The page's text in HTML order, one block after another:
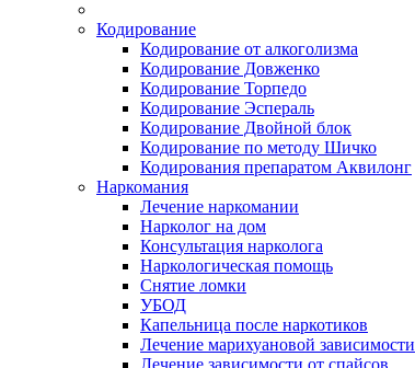
Кодирование
Кодирование от алкоголизма
Кодирование Довженко
Кодирование Торпедо
Кодирование Эспераль
Кодирование Двойной блок
Кодирование по методу Шичко
Кодирования препаратом Аквилонг
Наркомания
Лечение наркомании
Нарколог на дом
Консультация нарколога
Наркологическая помощь
Снятие ломки
УБОД
Капельница после наркотиков
Лечение марихуановой зависимости
Лечение зависимости от спайсов